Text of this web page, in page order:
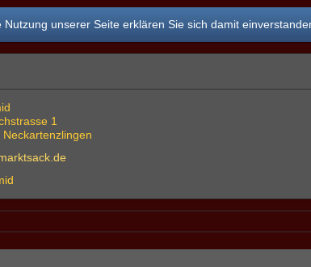
unserer Seite erklären Sie sich damit
1
Neckartenzlingen